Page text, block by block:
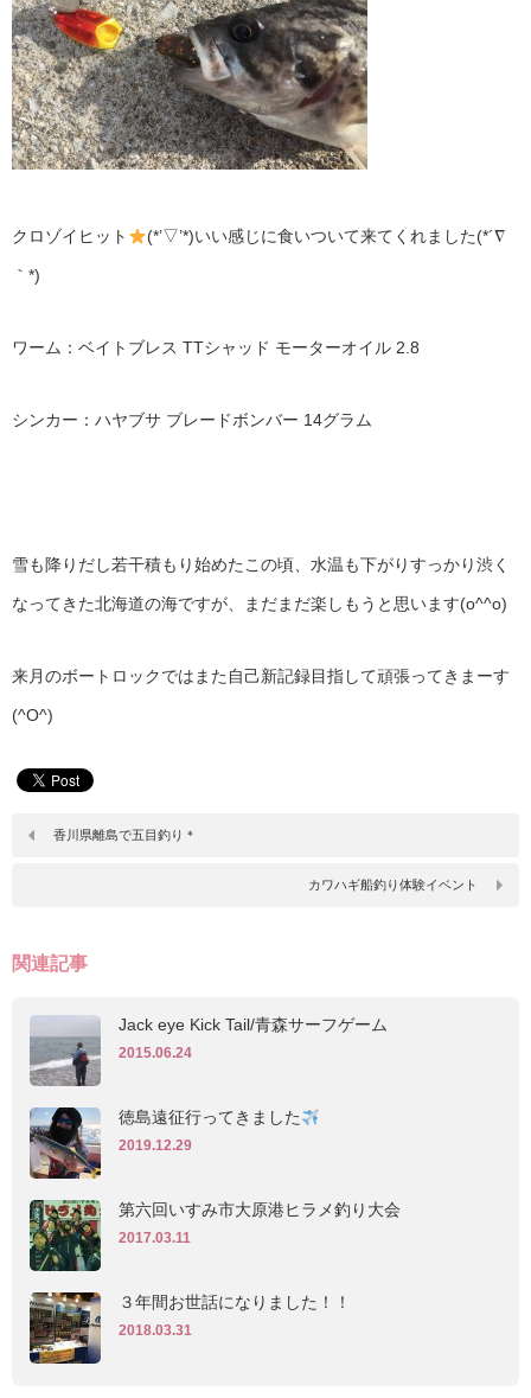
クロゾイヒット (*’▽’*)いい感じに食いついて来てくれました(*´∇
｀*)
ワーム：ベイトブレス TTシャッド モーターオイル 2.8
シンカー：ハヤブサ ブレードボンバー 14グラム
雪も降りだし若干積もり始めたこの頃、水温も下がりすっかり渋く
なってきた北海道の海ですが、まだまだ楽しもうと思います(o^^o)
来月のボートロックではまた自己新記録目指して頑張ってきまーす
(^O^)
香川県離島で五目釣り＊
カワハギ船釣り体験イベント
関連記事
Jack eye Kick Tail/青森サーフゲーム
2015.06.24
徳島遠征行ってきました
2019.12.29
第六回いすみ市大原港ヒラメ釣り大会
2017.03.11
３年間お世話になりました！！
2018.03.31